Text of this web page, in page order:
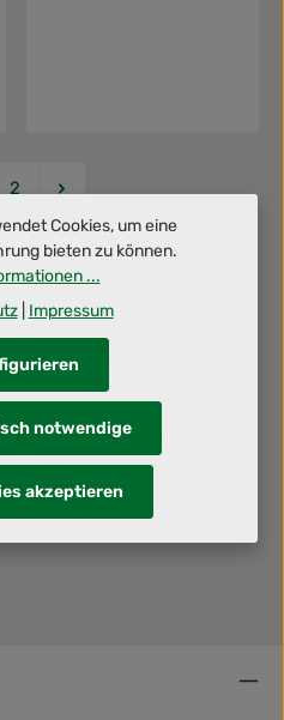
Seite
2
Dann schraub' mit uns an
Cookies, um eine
bieten zu können.
...
| Impressum
notwendige
akzeptieren